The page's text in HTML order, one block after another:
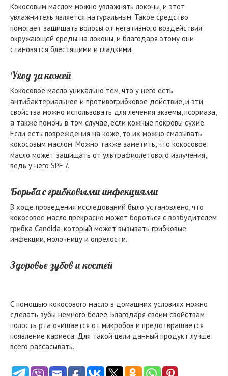
Кокосовым маслом можно увлажнять локоны, и этот
увлажнитель является натуральным. Такое средство
помогает защищать волосы от негативного воздействия
окружающей среды на локоны, и благодаря этому они
становятся блестящими и гладкими.
Уход за кожей
Кокосовое масло уникально тем, что у него есть
антибактериальное и противогрибковое действие, и эти
свойства можно использовать для лечения экземы, псориаза,
а также помочь в том случае, если кожные покровы сухие.
Если есть повреждения на коже, то их можно смазывать
кокосовым маслом. Можно также заметить, что кокосовое
масло может защищать от ультрафиолетового излучения,
ведь у него SPF 7.
Борьба с грибковыми инфекциями
В ходе проведения исследований было установлено, что
кокосовое масло прекрасно может бороться с возбудителем
грибка Candida, который может вызывать грибковые
инфекции, молочницу и опрелости.
Здоровье зубов и костей
С помощью кокосового масло в домашних условиях можно
сделать зубы немного белее. Благодаря своим свойствам
полость рта очищается от микробов и предотвращается
появление кариеса. Для такой цели данный продукт лучше
всего рассасывать.